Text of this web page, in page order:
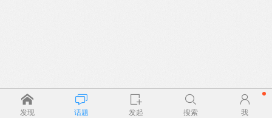
发现 话题 发起 搜索 我